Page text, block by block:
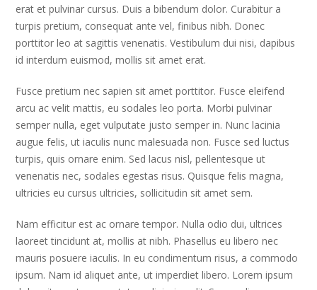
erat et pulvinar cursus. Duis a bibendum dolor. Curabitur a
turpis pretium, consequat ante vel, finibus nibh. Donec
porttitor leo at sagittis venenatis. Vestibulum dui nisi, dapibus
id interdum euismod, mollis sit amet erat.
Fusce pretium nec sapien sit amet porttitor. Fusce eleifend
arcu ac velit mattis, eu sodales leo porta. Morbi pulvinar
semper nulla, eget vulputate justo semper in. Nunc lacinia
augue felis, ut iaculis nunc malesuada non. Fusce sed luctus
turpis, quis ornare enim. Sed lacus nisl, pellentesque ut
venenatis nec, sodales egestas risus. Quisque felis magna,
ultricies eu cursus ultricies, sollicitudin sit amet sem.
Nam efficitur est ac ornare tempor. Nulla odio dui, ultrices
laoreet tincidunt at, mollis at nibh. Phasellus eu libero nec
mauris posuere iaculis. In eu condimentum risus, a commodo
ipsum. Nam id aliquet ante, ut imperdiet libero. Lorem ipsum